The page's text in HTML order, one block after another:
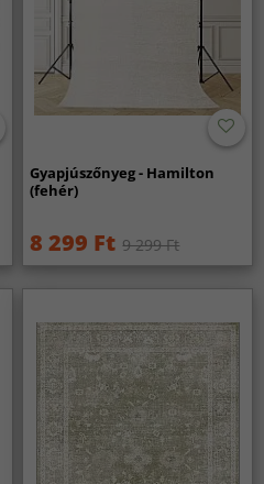
Gyapjúszőnyeg - Hamilton
(fehér)
8 299 Ft 9 299 Ft